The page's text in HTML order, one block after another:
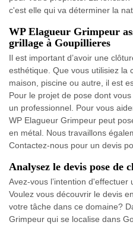
c'est elle qui va déterminer la
WP Elagueur Grimpeur
grillage à Goupillieres
Il est important d’avoir une
esthétique. Que vous utilisiez la
maison, piscine ou autre, il est
Pour le projet de pose dont
un professionnel. Pour vous
WP Elagueur Grimpeur peut
en métal. Nous travaillons
Contactez-nous pour un devis
Analysez le devis pose de
Avez-vous l’intention
Voulez vous découvrir le devis
votre tâche dans ce domaine?
Grimpeur qui se localise dans